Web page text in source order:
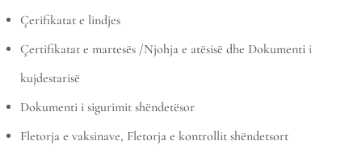
Çerifikatat e lindjes
Çertifikatat e martesës /Njohja e atësisë dhe Dokumenti i
kujdestarisë
Dokumenti i sigurimit shëndetësor
Fletorja e vaksinave, Fletorja e kontrollit shëndetsort